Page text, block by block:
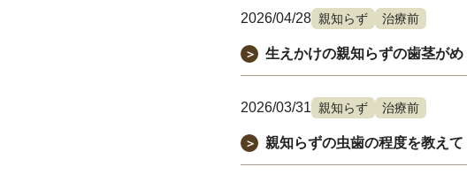
2026/04/28 親知らず 治療前
＞ 生えかけの親知らずの歯茎がめ
2026/03/31 親知らず 治療前
＞ 親知らずの虫歯の程度を教えて